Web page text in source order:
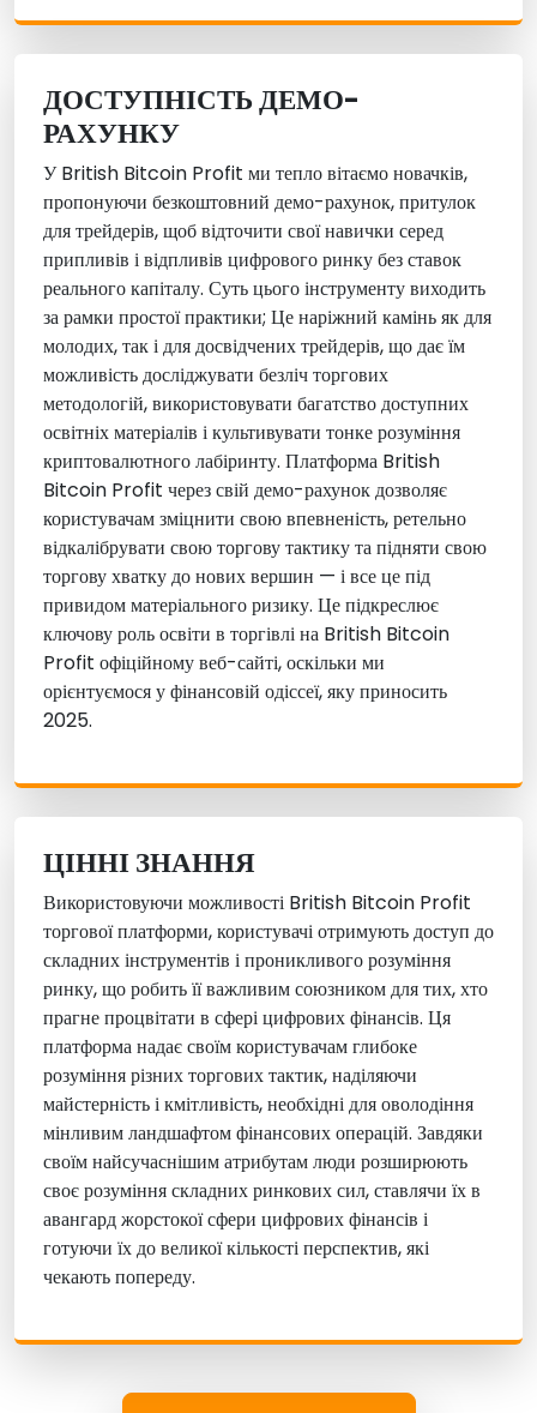
ДОСТУПНІСТЬ ДЕМО-
РАХУНКУ
У British Bitcoin Profit ми тепло вітаємо новачків,
пропонуючи безкоштовний демо-рахунок, притулок
для трейдерів, щоб відточити свої навички серед
припливів і відпливів цифрового ринку без ставок
реального капіталу. Суть цього інструменту виходить
за рамки простої практики; Це наріжний камінь як для
молодих, так і для досвідчених трейдерів, що дає їм
можливість досліджувати безліч торгових
методологій, використовувати багатство доступних
освітніх матеріалів і культивувати тонке розуміння
криптовалютного лабіринту. Платформа British
Bitcoin Profit через свій демо-рахунок дозволяє
користувачам зміцнити свою впевненість, ретельно
відкалібрувати свою торгову тактику та підняти свою
торгову хватку до нових вершин — і все це під
привидом матеріального ризику. Це підкреслює
ключову роль освіти в торгівлі на British Bitcoin
Profit офіційному веб-сайті, оскільки ми
орієнтуємося у фінансовій одіссеї, яку приносить
2025.
ЦІННІ ЗНАННЯ
Використовуючи можливості British Bitcoin Profit
торгової платформи, користувачі отримують доступ до
складних інструментів і проникливого розуміння
ринку, що робить її важливим союзником для тих, хто
прагне процвітати в сфері цифрових фінансів. Ця
платформа надає своїм користувачам глибоке
розуміння різних торгових тактик, наділяючи
майстерність і кмітливість, необхідні для оволодіння
мінливим ландшафтом фінансових операцій. Завдяки
своїм найсучаснішим атрибутам люди розширюють
своє розуміння складних ринкових сил, ставлячи їх в
авангард жорстокої сфери цифрових фінансів і
готуючи їх до великої кількості перспектив, які
чекають попереду.